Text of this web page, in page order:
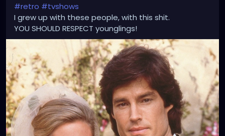
#retro #tvshows
I grew up with these people, with this shit.
YOU SHOULD RESPECT younglings!